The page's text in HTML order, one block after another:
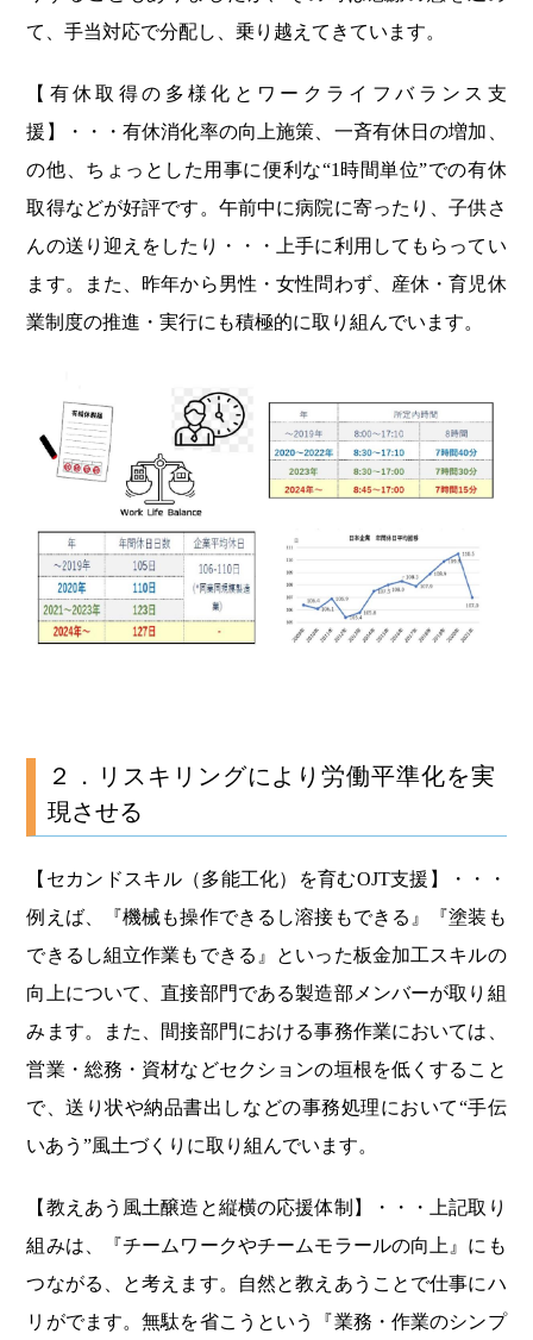
て、手当対応で分配し、乗り越えてきています。
【有休取得の多様化とワークライフバランス支
援】・・・有休消化率の向上施策、一斉有休日の増加、
の他、ちょっとした用事に便利な“1時間単位”での有休
取得などが好評です。午前中に病院に寄ったり、子供さ
んの送り迎えをしたり・・・上手に利用してもらってい
ます。また、昨年から男性・女性問わず、産休・育児休
業制度の推進・実行にも積極的に取り組んでいます。
２．リスキリングにより労働平準化を実
現させる
【セカンドスキル（多能工化）を育むOJT支援】・・・
例えば、『機械も操作できるし溶接もできる』『塗装も
できるし組立作業もできる』といった板金加工スキルの
向上について、直接部門である製造部メンバーが取り組
みます。また、間接部門における事務作業においては、
営業・総務・資材などセクションの垣根を低くすること
で、送り状や納品書出しなどの事務処理において“手伝
いあう”風土づくりに取り組んでいます。
【教えあう風土醸造と縦横の応援体制】・・・上記取り
組みは、『チームワークやチームモラールの向上』にも
つながる、と考えます。自然と教えあうことで仕事にハ
リがでます。無駄を省こうという『業務・作業のシンプ